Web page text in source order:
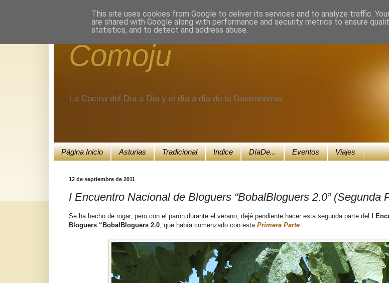
Comoju
La Cocina del Día a Día y el día a día de la Gastronomía
Página Inicio Asturias Tradicional Indice DíaDe... Eventos Viajes
12 de septiembre de 2011
I Encuentro Nacional de Bloguers “BobalBloguers 2.0” (Segunda
Se ha hecho de rogar, pero con el parón durante el verano, dejé pendiente hacer esta segunda parte del I
Bloguers “BobalBloguers 2.0 , que había comenzado con esta Primera Parte
This site uses cookies from Google to deliver its services and to analyze traffic.
are shared with Google along with performance and security metrics to ensure
statistics, and to detect and address abuse.